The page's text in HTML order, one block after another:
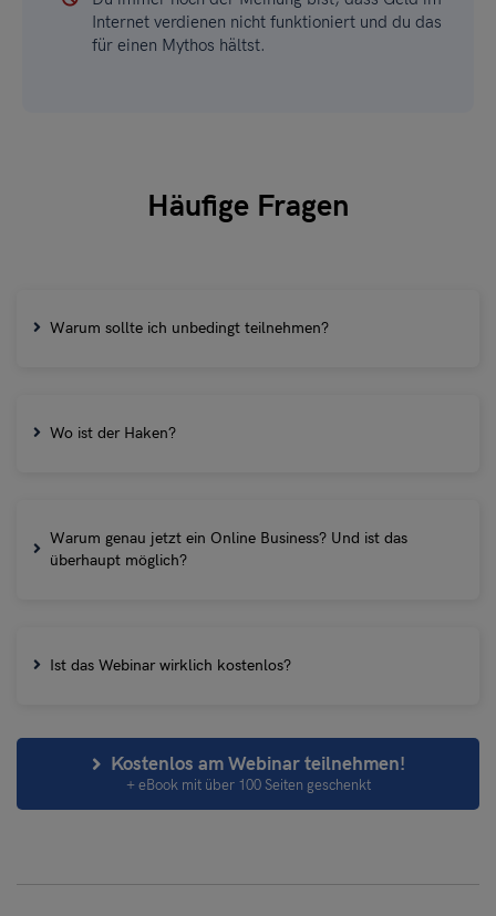
Internet verdienen nicht funktioniert und du das
für einen Mythos hältst.
Häufige Fragen
Warum sollte ich unbedingt teilnehmen?
Wo ist der Haken?
Warum genau jetzt ein Online Business? Und ist das
überhaupt möglich?
Ist das Webinar wirklich kostenlos?
Kostenlos am Webinar teilnehmen!
+ eBook mit über 100 Seiten geschenkt